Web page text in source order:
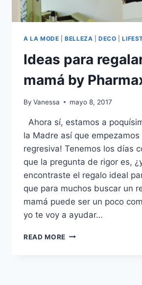
A LA MODE |BELLEZA |DECO |
Ideas para
mamá by
By Vanessa mayo 8, 2017
Ahora sí, estamos a
la Madre así que empezamos
regresiva! Tenemos los días
que la pregunta de rigor es,
encontraste el regalo ideal
que para muchos buscar un
mamá puede ser un poco
yo te voy a ayudar…
READ MORE IDEAS